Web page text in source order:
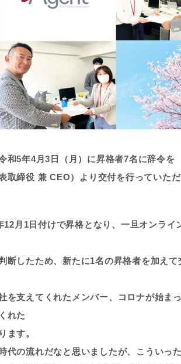
和5年4月3日（月）に昇格者7名に辞令を
取締役 兼 CEO）より 交付を行っていただ
月1日付けで昇格となり、 一旦オンライ
断したため、 新たに1名の昇格者を加えて
を支えてくれたメンバー、
コロナが始ま
れた
ます。
代の流れだなと思いましたが、 こういっ